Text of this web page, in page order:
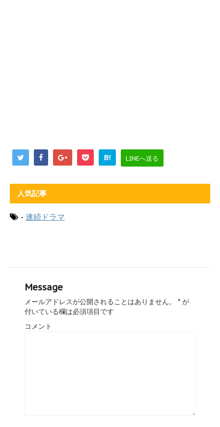
B! LINEへ送る
人気記事
- 連続ドラマ
Message
メールアドレスが公開されることはありません。 * が
付いている欄は必須項目です
コメント